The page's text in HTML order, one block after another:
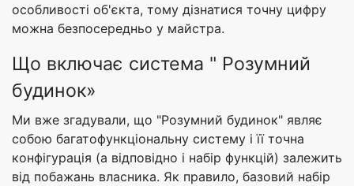
особливості об'єкта, тому дізнатися точну цифру
можна безпосередньо у майстра.
Що включає система " Розумний
будинок»
Ми вже згадували, що "Розумний будинок" являє
собою багатофункціональну систему і її точна
конфігурація (а відповідно і набір функцій) залежить
від побажань власника. Як правило, базовий набір